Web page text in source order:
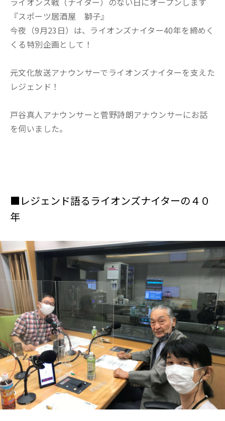
『スポーツ居酒屋 獅子』
今夜（9月23日）は、ライオンズナイター40年を締めく
くる特別企画として！
元文化放送アナウンサーでライオンズナイターを支えた
レジェンド！
戸谷真人アナウンサーと菅野詩朗アナウンサーにお話
を伺いました。
■レジェンド語るライオンズナイターの４０
年